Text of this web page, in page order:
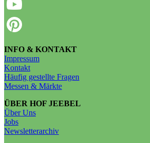
INFO & KONTAKT
Impressum
Kontakt
Häufig gestellte Fragen
Messen & Märkte
ÜBER HOF JEEBEL
Über Uns
Jobs
Newsletterarchiv